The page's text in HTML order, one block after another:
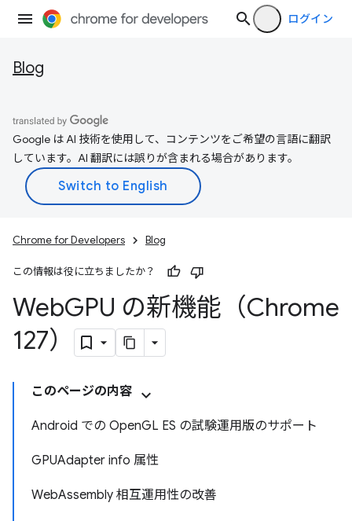
ログイン
Blog
Google は AI 技術を使用して、コンテンツをご希望の言語に翻訳
しています。AI 翻訳には誤りが含まれる場合があります。
Chrome for Developers Blog
この情報は役に立ちましたか？
WebGPU の新機能（Chrome
127）
このページの内容
Android での OpenGL ES の試験運用版のサポート
GPUAdapter info 属性
WebAssembly 相互運用性の改善